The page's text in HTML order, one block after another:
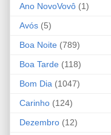
Ano NovoVovô (1)
Avós (5)
Boa Noite (789)
Boa Tarde (118)
Bom Dia (1047)
Carinho (124)
Dezembro (12)